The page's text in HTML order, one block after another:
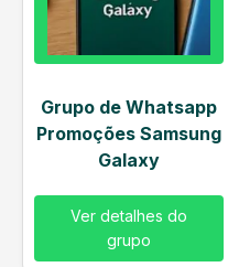
Grupo de Whatsapp
Promoções Samsung
Galaxy
Ver detalhes do
grupo